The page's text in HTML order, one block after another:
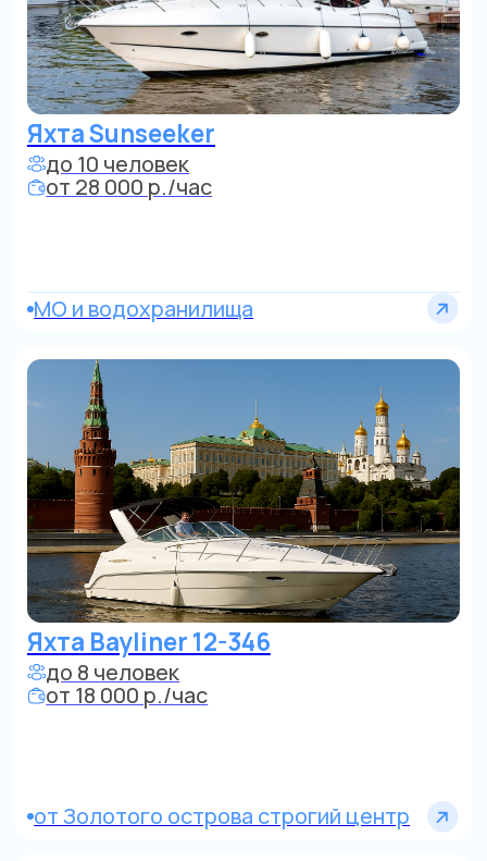
Яхта Rinker
до 7 человек
от 18 000 р./час
От Золотого острова, строгий центр
Катер
Яхта Bayliner 12-346
до 8 человек
от 18 000 р./час
от Золотого острова строгий центр